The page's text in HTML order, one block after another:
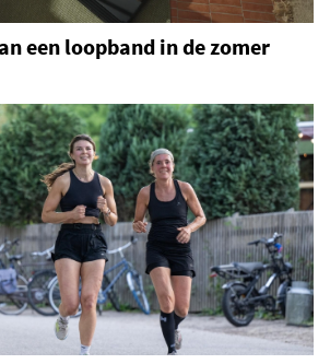
een loopband in de zomer